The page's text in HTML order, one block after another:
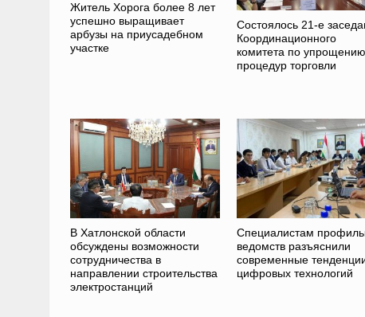
Житель Хорога более 8 лет
успешно выращивает
арбузы на приусадебном
участке
Состоялось 21-е
Координационного
комитета по упрощению
процедур торговли
В Хатлонской области
обсуждены возможности
сотрудничества в
направлении строительства
электростанций
Специалистам
ведомств разъяснили
современные
цифровых технологий